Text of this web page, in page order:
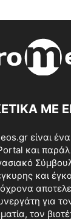
ΜΕ
είναι
και
και
για
τον